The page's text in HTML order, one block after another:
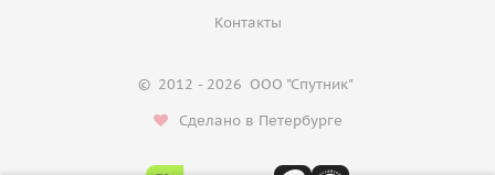
Контакты
© 2012 - 2026 ООО "Спутник"
Сделано в Петербурге